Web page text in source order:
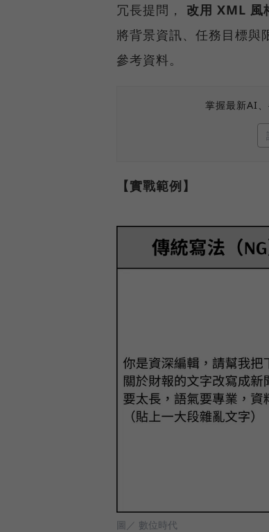
冗長提問， 改用 XML
將背景資訊、任務目標與
參考資料。
掌握最新AI
【實戰範例】
圖／ 數位時代